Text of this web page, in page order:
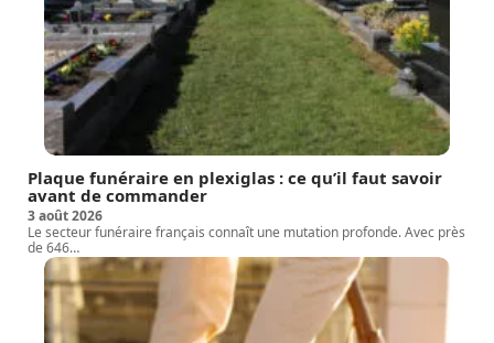
Plaque funéraire en plexiglas : ce qu’il faut savoir
avant de commander
3 août 2026
Le secteur funéraire français connaît une mutation profonde. Avec près
de 646…